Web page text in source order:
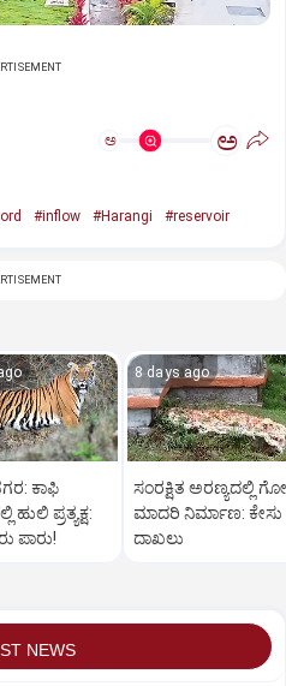
ಅ ಅ
#inflow #Harangi #reservoir
ಕಾಫಿ
ಪ್ರತ್ಯಕ್ಷ:
ಪಾರು!
8 days ago
ಸಂರಕ್ಷಿತ ಅರಣ್ಯದಲ್ಲಿ
ಮಾದರಿ ನಿರ್ಮಾಣ: ಕೇಸು
ದಾಖಲು
NEWS